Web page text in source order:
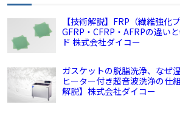
【技術解説】FRP（繊維強化
GFRP・CFRP・AFRPの違い
ド 株式会社ダイコー
ガスケットの脱脂洗浄、なぜ
ヒーター付き超音波洗浄の仕
解説】株式会社ダイコー